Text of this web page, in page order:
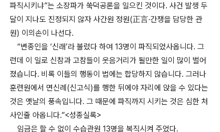
파직시키냐”는 소장파가 쑥덕공론을 일으킨 것이다. 사건 발생 두
달이 지나도 진정되지 않자 사간원 정원(正言·간쟁을 담당한 관
원) 이의손이 나선다.
“변종인을 ‘신래’라 불렀다 하여 13명이 파직되었사옵니다. 그
런데 이 일로 신참과 고참들이 웃음거리가 될만한 일이 많이 벌어
졌습니다. 비록 이들의 행동이 법에는 합당하지 않습니다. 그러나
훈련원에서 면신례(신고식)를 행한 뒤에야 자리에 앉을 수 있다는
것은 옛날의 풍속입니다. 그 때문에 파직까지 시키는 것은 심한 처
사인줄 아옵니다.”<성종실록>
임금은 할 수 없이 수습관원 13명을 복직시켜 주었다.